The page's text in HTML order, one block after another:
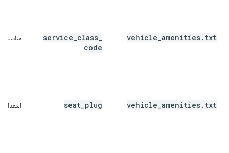
vehicle amenities. txt
service class
code
سلسلة
vehicle amenities. txt
seat plug التعداد